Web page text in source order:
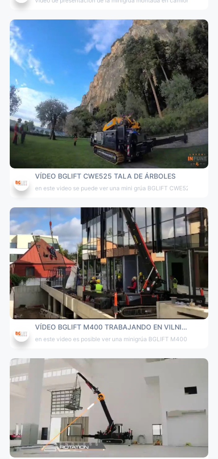
VÍDEO BGLIFT CWE525 TALA DE ÁRBOLES
en este video se puede ver una mini grúa BGLIFT CWE525
VÍDEO BGLIFT M400 TRABAJANDO EN VILNIUS
en este video es posible ver una minigrúa BGLIFT M400 en